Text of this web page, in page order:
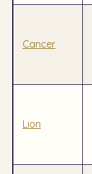
Cancer
Lion